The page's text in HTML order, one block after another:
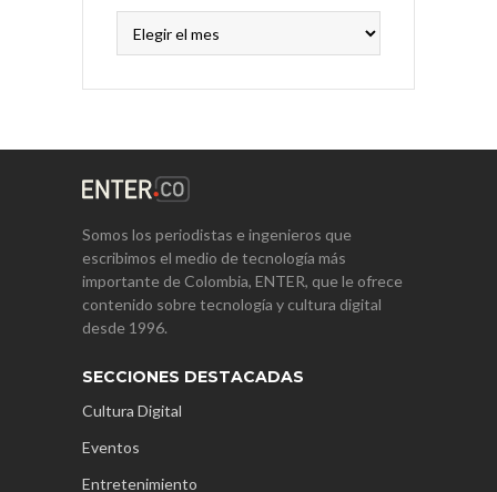
Somos los periodistas e ingenieros que
escribimos el medio de tecnología más
importante de Colombia, ENTER, que le ofrece
contenido sobre tecnología y cultura digital
desde 1996.
SECCIONES DESTACADAS
Cultura Digital
Eventos
Entretenimiento